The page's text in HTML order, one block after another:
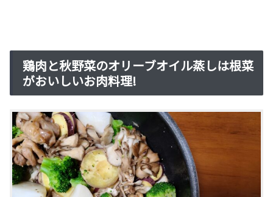
鶏肉と秋野菜のオリーブオイル蒸しは根菜
がおいしいお肉料理!